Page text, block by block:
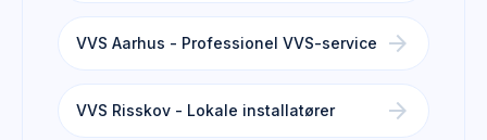
VVS Aarhus - Professionel VVS-service arrow_forward
VVS Risskov - Lokale installatører arrow_forward